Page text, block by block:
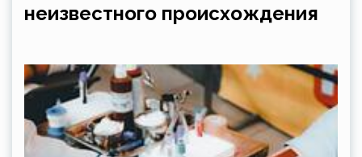
неизвестного происхождения